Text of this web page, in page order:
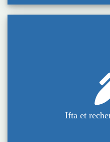
Ifta et